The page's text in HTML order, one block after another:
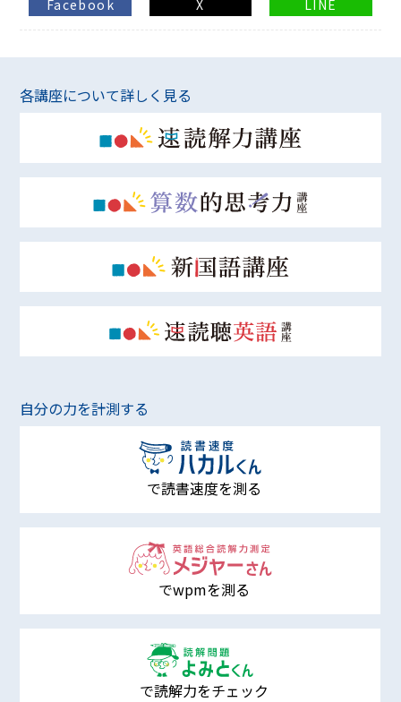
Facebook X LINE
各講座について詳しく見る
自分の力を計測する
で読書速度を測る
でwpmを測る
で読解力をチェック